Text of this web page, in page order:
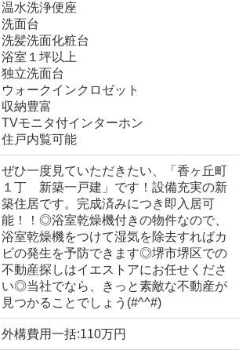
温水洗浄便座
洗面台
洗髪洗面化粧台
浴室１坪以上
独立洗面台
ウォークインクロゼット
収納豊富
TVモニタ付インターホン
住戸内覧可能
ぜひ一度見ていただきたい、「香ヶ丘町
１丁 新築一戸建」です！設備充実の新
築住居です。完成済みにつき即入居可
能！！◎浴室乾燥機付きの物件なので、
浴室乾燥機をつけて湿気を除去すればカ
ビの発生を予防できます◎堺市堺区での
不動産探しはイエストアにお任せくださ
い◎当社でなら、きっと素敵な不動産が
見つかることでしょう(#^^#)
外構費用一括:110万円